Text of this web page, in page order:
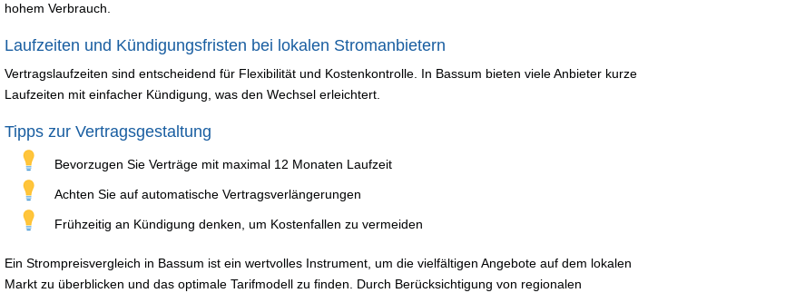
hohem Verbrauch.
Laufzeiten und Kündigungsfristen bei lokalen Stromanbietern
Vertragslaufzeiten sind entscheidend für Flexibilität und Kostenkontrolle. In Bassum bieten viele Anbieter kurze
Laufzeiten mit einfacher Kündigung, was den Wechsel erleichtert.
Tipps zur Vertragsgestaltung
Bevorzugen Sie Verträge mit maximal 12 Monaten Laufzeit
Achten Sie auf automatische Vertragsverlängerungen
Frühzeitig an Kündigung denken, um Kostenfallen zu vermeiden
Ein Strompreisvergleich in Bassum ist ein wertvolles Instrument, um die vielfältigen Angebote auf dem lokalen
Markt zu überblicken und das optimale Tarifmodell zu finden. Durch Berücksichtigung von regionalen